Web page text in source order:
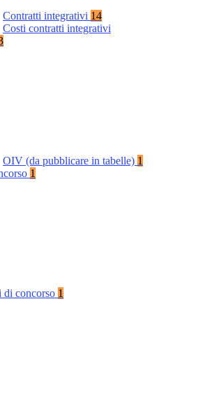
Contratti integrativi 14
Costi contratti integrativi
OIV (da pubblicare in tabelle) 1
1
di concorso 1